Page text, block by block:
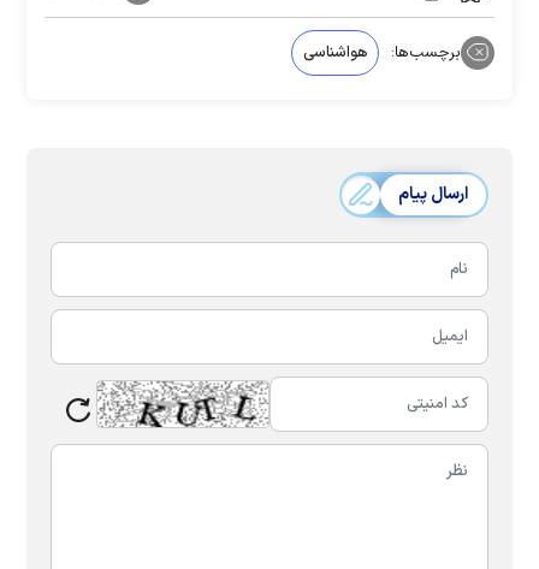
برچسب‌ها: هواشناسی
ارسال پیام